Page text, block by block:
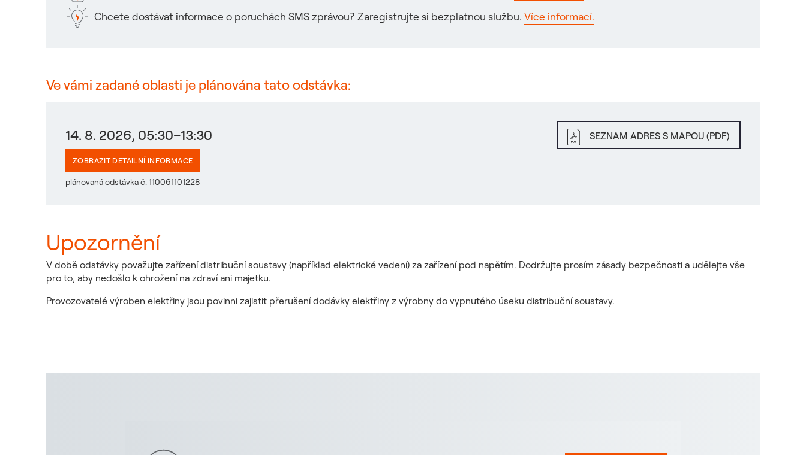
Chcete dostávat informace o poruchách SMS zprávou? Zaregistrujte si bezplatnou službu. Více informací.
Ve vámi zadané oblasti je plánována tato odstávka:
14. 8. 2026, 05:30–13:30 SEZNAM ADRES S MAPOU (PDF)
ZOBRAZIT DETAILNÍ INFORMACE
plánovaná odstávka č. 110061101228
Upozornění
V době odstávky považujte zařízení distribuční soustavy (například elektrické vedení) za zařízení pod napětím. Dodržujte prosím zásady bezpečnosti a udělejte vše
pro to, aby nedošlo k ohrožení na zdraví ani majetku.
Provozovatelé výroben elektřiny jsou povinni zajistit přerušení dodávky elektřiny z výrobny do vypnutého úseku distribuční soustavy.